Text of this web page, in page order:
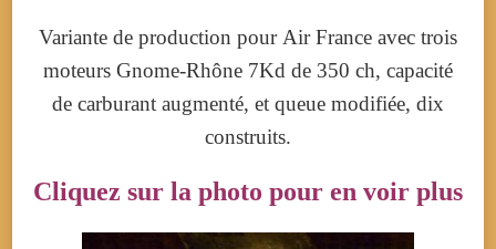
Variante de production pour Air France avec trois
moteurs Gnome-Rhône 7Kd de 350 ch, capacité
de carburant augmenté, et queue modifiée, dix
construits.
Cliquez sur la photo pour en voir plus